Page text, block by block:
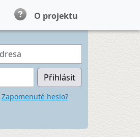
O projektu
Přihlásit
Zapomenuté heslo?